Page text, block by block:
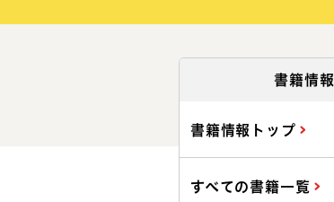
書籍情報
書籍情報トップ
すべての書籍一覧